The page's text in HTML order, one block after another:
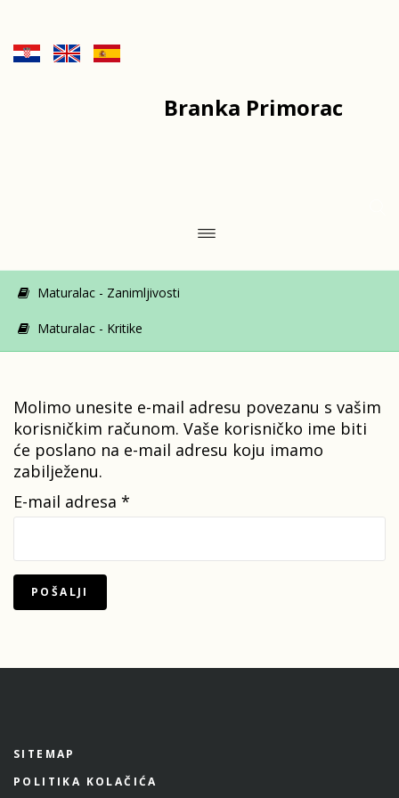
Branka Primorac
Maturalac - Zanimljivosti
Maturalac - Kritike
Molimo unesite e-mail adresu povezanu s vašim
korisničkim računom. Vaše korisničko ime biti
će poslano na e-mail adresu koju imamo
zabilježenu.
E-mail adresa *
POŠALJI
SITEMAP
POLITIKA KOLAČIĆA